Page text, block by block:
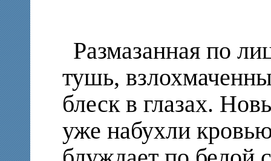
Размазанная по
тушь,
блеск в глазах.
уже набухли